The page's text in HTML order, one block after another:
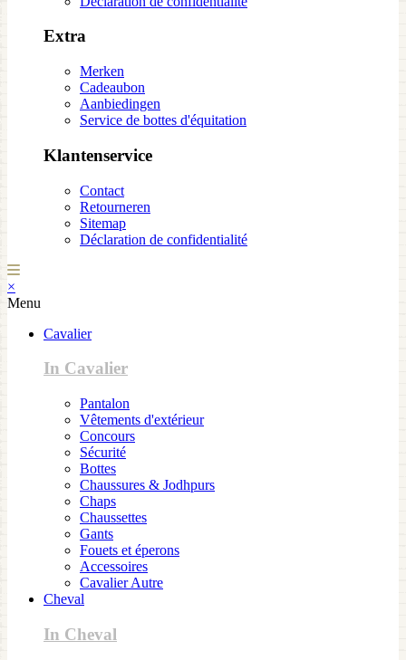
Extra
Merken
Cadeaubon
Aanbiedingen
Service de bottes d'équitation
Klantenservice
Contact
Retourneren
Sitemap
Déclaration de confidentialité
×
Menu
Cavalier
In Cavalier
Pantalon
Vêtements d'extérieur
Concours
Sécurité
Bottes
Chaussures & Jodhpurs
Chaps
Chaussettes
Gants
Fouets et éperons
Accessoires
Cavalier Autre
Cheval
In Cheval